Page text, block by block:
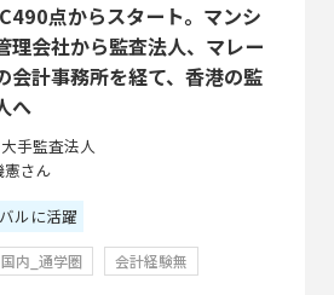
点からスタート。マンシ
理会社から監査法人、マレー
会計事務所を経て、香港の監
へ
手監査法人
憲さん
ルに活躍
国内_通学圏
会計経験無